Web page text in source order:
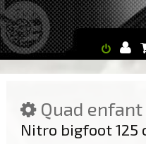
Quad enfant
Nitro bigfoot 125